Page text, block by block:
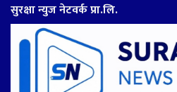
सुरक्षा न्युज नेटवर्क प्रा.लि.